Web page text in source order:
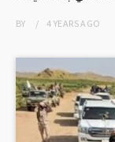
BY 4 YEARSAGO